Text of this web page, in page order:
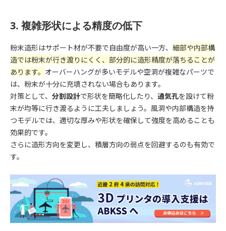
3. 複雑形状による精度の低下
粉末造形はサポート材が不要で自由度が高い一方、 細部や内部構
造では粉末が行き渡りにくく、部分的に造形精度が落ちることが
あります。 オーバーハングが多いモデルや空洞が複雑なパーツで
は、粉末が十分に充填されない場合もあります。
対策として、 分割設計で形状を簡略化したり、 通気孔を設けて粉
末が均等に行き渡るように工夫しましょう。風洞や内部構造を持
つモデルでは、適切な厚みや形状を確保して強度を高めることも
効果的です。
さらに造形方向を変更し、積層方向の弱点を回避するのも有効で
す。